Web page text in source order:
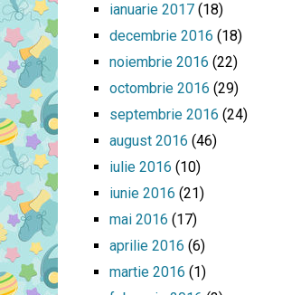
ianuarie 2017(18)
decembrie 2016 (18)
noiembrie 2016 (22)
octombrie 2016 (29)
septembrie 2016 (24)
august 2016 (46)
iulie 2016 (10)
iunie 2016 (21)
mai 2016 (17)
aprilie 2016 (6)
martie 2016 (1)